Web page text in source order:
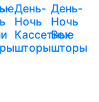
День-
Ночь
Кассетные
шторы
День-
Ночь
Box
шторы